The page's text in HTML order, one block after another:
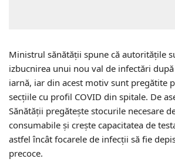
Ministrul sănătății spune că autoritățile
izbucnirea unui nou val de infectări
iarnă, iar din acest motiv sunt pregătite
secțiile cu profil COVID din spitale. De
Sănătății pregătește stocurile necesare
consumabile și crește capacitatea de
astfel încât focarele de infecții să fie
precoce.